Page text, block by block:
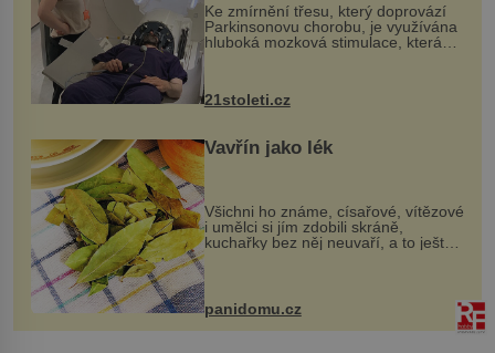
Ke zmírnění třesu, který doprovází
Parkinsonovu chorobu, je využívána
hluboká mozková stimulace, která
však vyžaduje vysoce invazivní
k dostatečně přesnému zacílení ...
21stoleti.cz
Vavřín jako lék
Všichni ho známe, císařové, vítězové
i umělci si jím zdobili skráně,
kuchařky bez něj neuvaří, a to ještě
nevíte, že bobkový list může výrazně
zmírnit některé naše neduhy.
Obsahuje v malém množství ně...
panidomu.cz